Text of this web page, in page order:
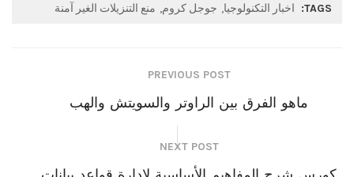
TAGS: اخبار التكنولوجيا جوجل كروم منع التنزيلات الغير آمنة
PREVIOUS POST
ماهو الفرق بين الراوتر والسويتش والهب
NEXT POST